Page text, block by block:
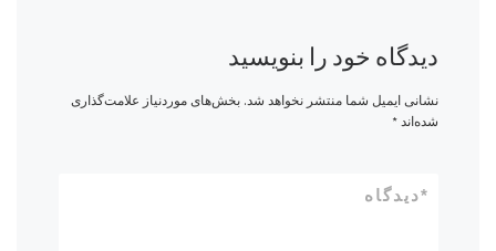
دیدگاه خود را بنویسید
نشانی ایمیل شما منتشر نخواهد شد. بخش‌های موردنیاز علامت‌گذاری
شده‌اند*
دیدگاه*